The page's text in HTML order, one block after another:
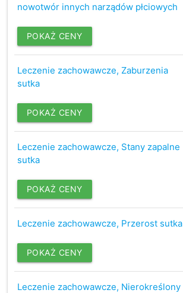
nowotwór innych narządów płciowych
POKAŻ CENY
Leczenie zachowawcze, Zaburzenia
sutka
POKAŻ CENY
Leczenie zachowawcze, Stany zapalne
sutka
POKAŻ CENY
Leczenie zachowawcze, Przerost sutka
POKAŻ CENY
Leczenie zachowawcze, Nierokreślony